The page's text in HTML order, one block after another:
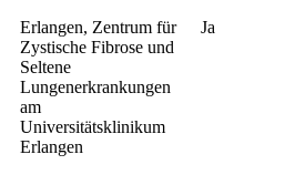
Erlangen, Zentrum für
Zystische Fibrose und
Seltene
Lungenerkrankungen
am
Universitätsklinikum
Erlangen
Ja